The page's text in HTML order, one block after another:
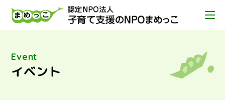
Event
イベント